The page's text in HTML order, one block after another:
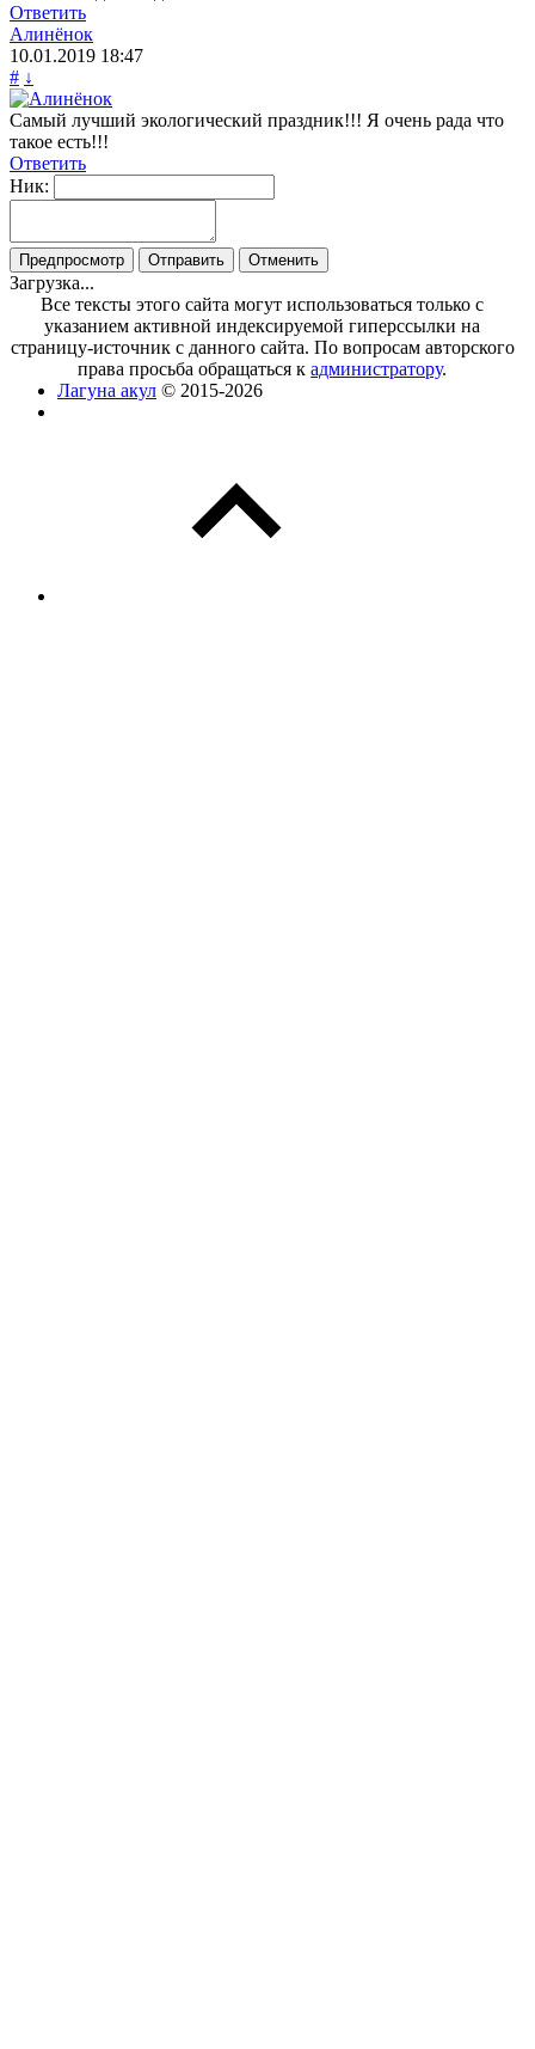
Ответить
Алинёнок
10.01.2019 18:47
# ↓
Самый лучший экологический праздник!!! Я очень рада что
такое есть!!!
Ответить
Ник:
Загрузка...
Все тексты этого сайта могут использоваться только с
указанием активной индексируемой гиперссылки на
страницу-источник с данного сайта. По вопросам авторского
права просьба обращаться кадминистратору.
Лагуна акул © 2015-2026